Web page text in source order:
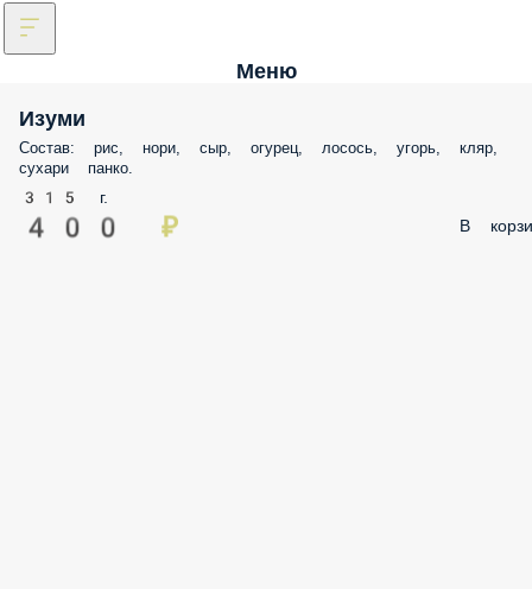
Меню
Изуми
Состав: рис, нори, сыр, огурец, лосось, угорь, кляр,
сухари панко.
315 г.
400 ₽ В